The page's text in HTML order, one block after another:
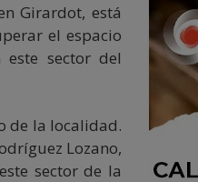
Girardot, está
el espacio
sector del
de la localidad.
Lozano,
sector de la